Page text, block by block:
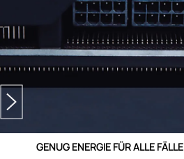
GENUG ENERGIE FÜR ALLE FÄLLE